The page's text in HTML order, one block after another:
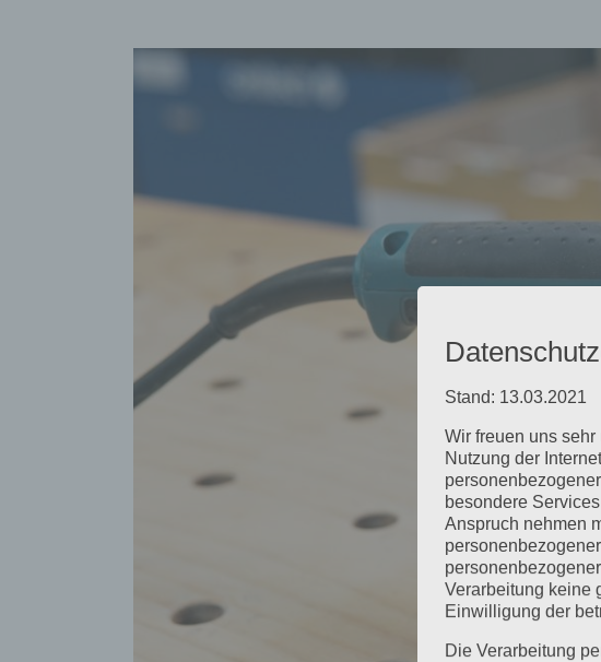
grösseres
Stand: 13.03.2021
Wir freuen uns
Nutzung der
besondere
Anspruch nehmen
Verarbeitung keine
Einwilligung der
Die Verarbeitung